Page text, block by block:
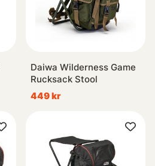
Daiwa Wilderness Game
Rucksack Stool
449 kr